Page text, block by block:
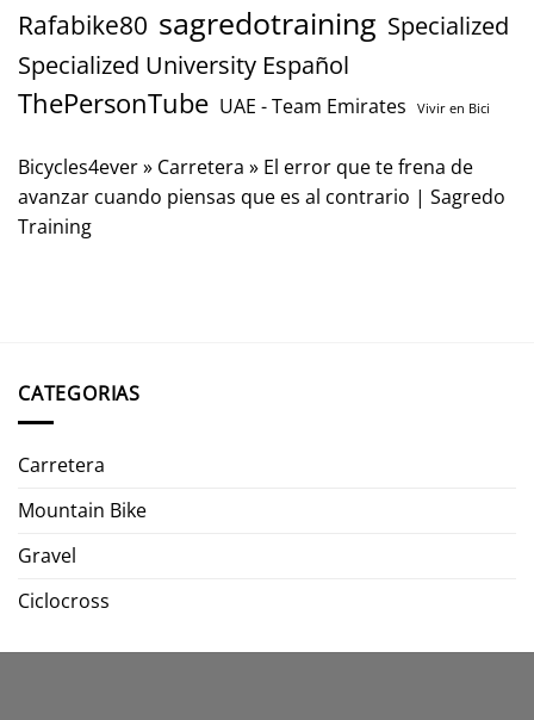
Rafabike80 sagredotraining Specialized
Specialized University Español
ThePersonTube UAE - Team Emirates Vivir en Bici
Bicycles4ever» Carretera » El error que te frena de
avanzar cuando piensas que es al contrario | Sagredo
Training
CATEGORIAS
Carretera
Mountain Bike
Gravel
Ciclocross